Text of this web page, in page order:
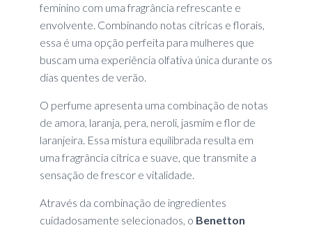
feminino com uma fragrância refrescante e
envolvente. Combinando notas cítricas e florais,
essa é uma opção perfeita para mulheres que
buscam uma experiência olfativa única durante os
dias quentes de verão.
O perfume apresenta uma combinação de notas
de amora, laranja, pera, neroli, jasmim e flor de
laranjeira. Essa mistura equilibrada resulta em
uma fragrância cítrica e suave, que transmite a
sensação de frescor e vitalidade.
Através da combinação de ingredientes
cuidadosamente selecionados, o Benetton